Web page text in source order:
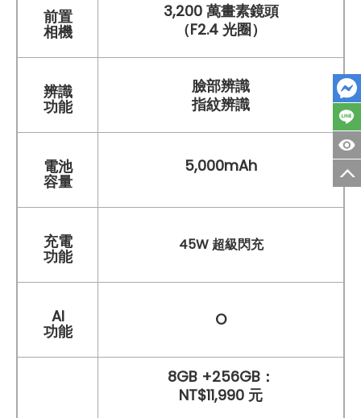
前置
相機
3,200 萬畫素鏡頭
（F2.4 光圈）
辨識
功能
臉部辨識
指紋辨識
電池
容量
5,000mAh
充電
功能
45W 超級閃充
AI
功能
O
8GB +256GB：
NT$11,990 元